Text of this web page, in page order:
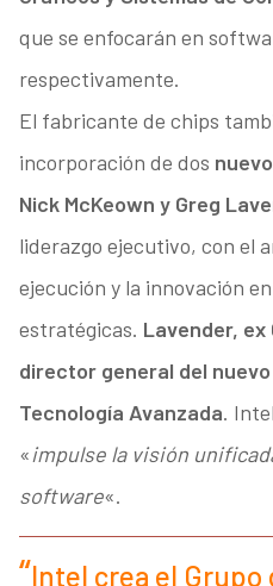
que se enfocarán en
respectivamente.
El fabricante de chips
incorporación de dos
Nick McKeown y Greg
liderazgo ejecutivo, con el
ejecución y la innovación
estratégicas. Lavender, ex
director general del
Tecnología Avanzada.
«impulse la visión
software«.
Intel crea el Grupo